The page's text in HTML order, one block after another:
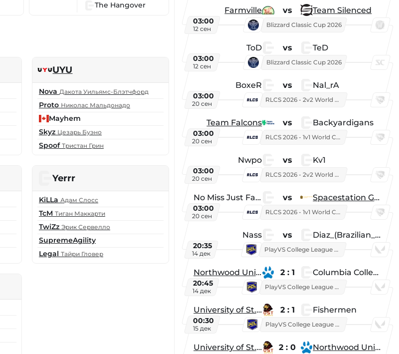
The Hangover
UYU
Nova Дакота Уильямс-Блэтчфорд
Proto Николас Мальдонадо
Mayhem
Skyz Цезарь Буэно
Spoof Тристан Грин
Yerrr
KiLLa Адам Слосс
TcM Тиган Маккарти
TwiZz Эрик Сервелло
SupremeAgility
Legal Тайри Гловер
Farmville vs Team Silenced
03:00
12 сен
Blizzard Classic Cup 2026
ToD vs TeD
03:00
12 сен
Blizzard Classic Cup 2026
BoxeR vs Nal_rA
03:00
20 сен
RLCS 2026 - 2v2 World Championship
Team Falcons vs Backyardigans
03:00
20 сен
RLCS 2026 - 1v1 World Championship
Nwpo vs Kv1
03:00
20 сен
RLCS 2026 - 2v2 World Championship
No Miss Just Fake vs Spacestation Gaming
03:00
20 сен
RLCS 2026 - 1v1 World Championship
Nass vs Diaz_(Brazilian_Player)
20:35
14 дек
PlayVS College League 2025: Fall
Northwood University 2 : 1 Columbia College
20:45
14 дек
PlayVS College League 2025: Fall
University of St. Thomas 2 : 1 Fishermen
00:30
15 дек
PlayVS College League 2025: Fall
University of St. Thomas 2 : 0 Northwood University